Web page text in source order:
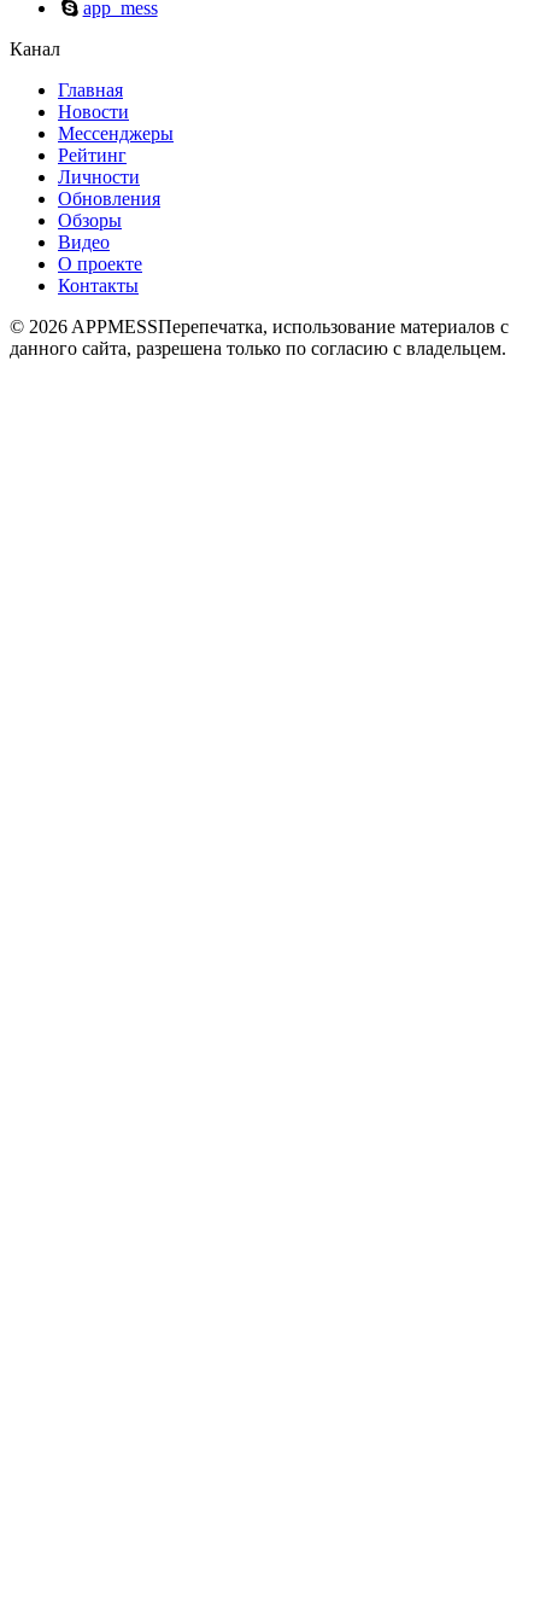
app_mess
Канал
Главная
Новости
Мессенджеры
Рейтинг
Личности
Обновления
Обзоры
Видео
О проекте
Контакты
© 2026 APPMESSПерепечатка, использование материалов с
данного сайта, разрешена только по согласию с владельцем.